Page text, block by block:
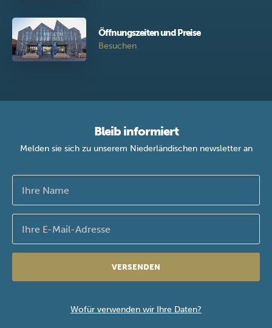
Öffnungszeiten und Preise
Besuchen
Bleib informiert
Melden sie sich zu unserem Niederländischen newsletter an
VERSENDEN
Wofür verwenden wir Ihre Daten?